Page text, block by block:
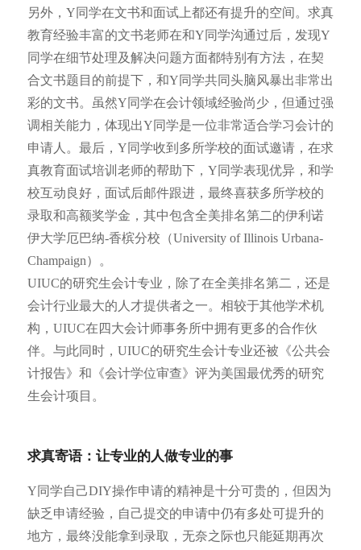
另外，Y同学在文书和面试上都还有提升的空间。求真
教育经验丰富的文书老师在和Y同学沟通过后，发现Y
同学在细节处理及解决问题方面都特别有方法，在契
合文书题目的前提下，和Y同学共同头脑风暴出非常出
彩的文书。虽然Y同学在会计领域经验尚少，但通过强
调相关能力，体现出Y同学是一位非常适合学习会计的
申请人。最后，Y同学收到多所学校的面试邀请，在求
真教育面试培训老师的帮助下，Y同学表现优异，和学
校互动良好，面试后邮件跟进，最终喜获多所学校的
录取和高额奖学金，其中包含全美排名第二的伊利诺
伊大学厄巴纳-香槟分校（University of Illinois Urbana-
Champaign）。
UIUC的研究生会计专业，除了在全美排名第二，还是
会计行业最大的人才提供者之一。相较于其他学术机
构，UIUC在四大会计师事务所中拥有更多的合作伙
伴。与此同时，UIUC的研究生会计专业还被《公共会
计报告》和《会计学位审查》评为美国最优秀的研究
生会计项目。
求真寄语：让专业的人做专业的事
Y同学自己DIY操作申请的精神是十分可贵的，但因为
缺乏申请经验，自己提交的申请中仍有多处可提升的
地方，最终没能拿到录取，无奈之际也只能延期再次